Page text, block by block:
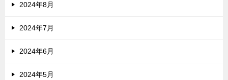
2024年8月
2024年7月
2024年6月
2024年5月